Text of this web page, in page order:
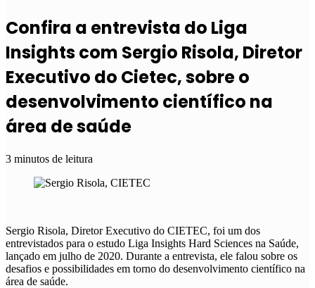
Confira a entrevista do Liga
Insights com Sergio Risola, Diretor
Executivo do Cietec, sobre o
desenvolvimento científico na
área de saúde
3 minutos de leitura
Sergio Risola, Diretor Executivo do CIETEC, foi um dos
entrevistados para o estudo Liga Insights Hard Sciences na Saúde,
lançado em julho de 2020. Durante a entrevista, ele falou sobre os
desafios e possibilidades em torno do desenvolvimento científico na
área de saúde.